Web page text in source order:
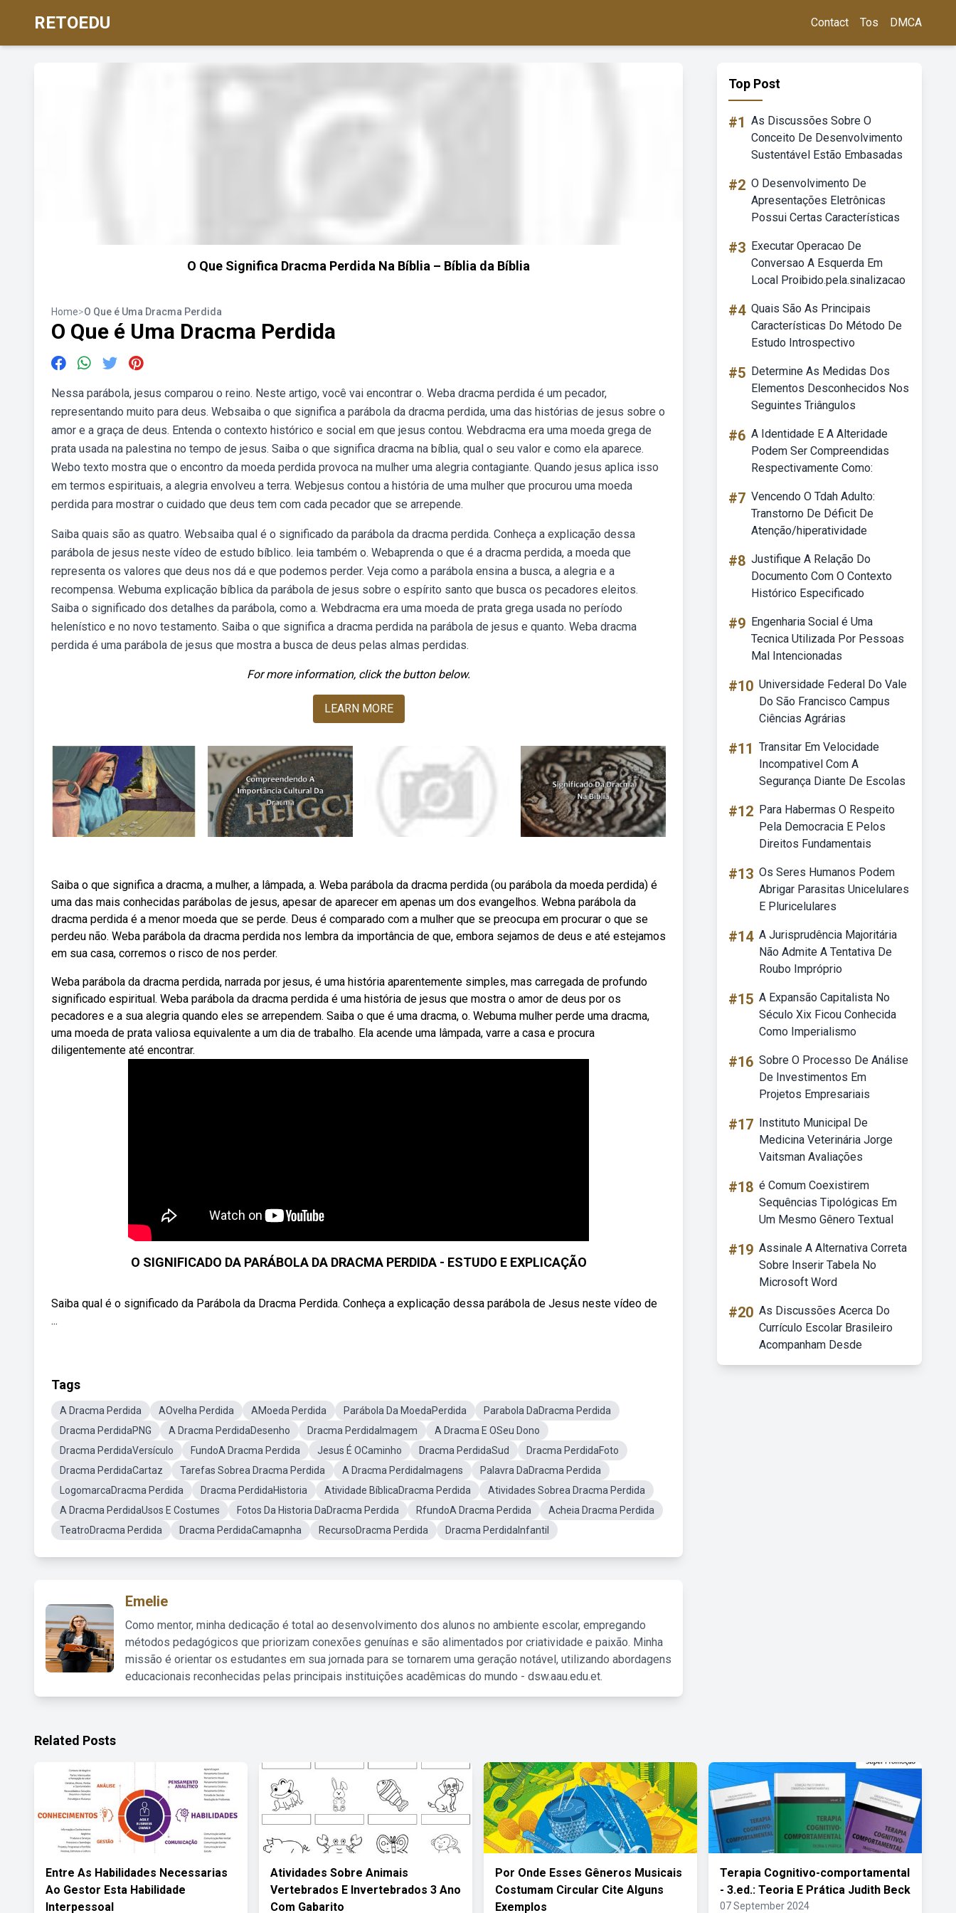
RETOEDU Contact Tos DMCA
O Que Significa Dracma Perdida Na Bíblia – Bíblia da Bíblia
Home>O Que é Uma Dracma Perdida
O Que é Uma Dracma Perdida
Nessa parábola, jesus comparou o reino. Neste artigo, você vai encontrar o. Weba dracma perdida é um pecador,
representando muito para deus. Websaiba o que significa a parábola da dracma perdida, uma das histórias de jesus sobre o
amor e a graça de deus. Entenda o contexto histórico e social em que jesus contou. Webdracma era uma moeda grega de
prata usada na palestina no tempo de jesus. Saiba o que significa dracma na bíblia, qual o seu valor e como ela aparece.
Webo texto mostra que o encontro da moeda perdida provoca na mulher uma alegria contagiante. Quando jesus aplica isso
em termos espirituais, a alegria envolveu a terra. Webjesus contou a história de uma mulher que procurou uma moeda
perdida para mostrar o cuidado que deus tem com cada pecador que se arrepende.
Saiba quais são as quatro. Websaiba qual é o significado da parábola da dracma perdida. Conheça a explicação dessa
parábola de jesus neste vídeo de estudo bíblico. leia também o. Webaprenda o que é a dracma perdida, a moeda que
representa os valores que deus nos dá e que podemos perder. Veja como a parábola ensina a busca, a alegria e a
recompensa. Webuma explicação bíblica da parábola de jesus sobre o espírito santo que busca os pecadores eleitos.
Saiba o significado dos detalhes da parábola, como a. Webdracma era uma moeda de prata grega usada no período
helenístico e no novo testamento. Saiba o que significa a dracma perdida na parábola de jesus e quanto. Weba dracma
perdida é uma parábola de jesus que mostra a busca de deus pelas almas perdidas.
For more information, click the button below.
LEARN MORE
Saiba o que significa a dracma, a mulher, a lâmpada, a. Weba parábola da dracma perdida (ou parábola da moeda perdida) é
uma das mais conhecidas parábolas de jesus, apesar de aparecer em apenas um dos evangelhos. Webna parábola da
dracma perdida é a menor moeda que se perde. Deus é comparado com a mulher que se preocupa em procurar o que se
perdeu não. Weba parábola da dracma perdida nos lembra da importância de que, embora sejamos de deus e até estejamos
em sua casa, corremos o risco de nos perder.
Weba parábola da dracma perdida, narrada por jesus, é uma história aparentemente simples, mas carregada de profundo
significado espiritual. Weba parábola da dracma perdida é uma história de jesus que mostra o amor de deus por os
pecadores e a sua alegria quando eles se arrependem. Saiba o que é uma dracma, o. Webuma mulher perde uma dracma,
uma moeda de prata valiosa equivalente a um dia de trabalho. Ela acende uma lâmpada, varre a casa e procura
diligentemente até encontrar.
O SIGNIFICADO DA PARÁBOLA DA DRACMA PERDIDA - ESTUDO E EXPLICAÇÃO
Saiba qual é o significado da Parábola da Dracma Perdida. Conheça a explicação dessa parábola de Jesus neste vídeo de
...
Tags
A Dracma Perdida AOvelha Perdida AMoeda Perdida Parábola Da MoedaPerdida
Parabola DaDracma Perdida
Dracma PerdidaPNG
A Dracma PerdidaDesenho Dracma PerdidaImagem
A Dracma E OSeu Dono
Dracma PerdidaVersículo
FundoA Dracma Perdida Jesus É OCaminho Dracma PerdidaSud
Dracma PerdidaFoto
Dracma PerdidaCartaz
Tarefas Sobrea Dracma Perdida A Dracma PerdidaImagens
Palavra DaDracma Perdida
LogomarcaDracma Perdida
Dracma PerdidaHistoria Atividade BíblicaDracma Perdida
Atividades Sobrea Dracma Perdida
A Dracma PerdidaUsos E Costumes
Fotos Da Historia DaDracma Perdida RfundoA Dracma Perdida
Acheia Dracma Perdida
TeatroDracma Perdida
Dracma PerdidaCamapnha RecursoDracma Perdida Dracma PerdidaInfantil
Emelie
Como mentor, minha dedicação é total ao desenvolvimento dos alunos no ambiente escolar, empregando
métodos pedagógicos que priorizam conexões genuínas e são alimentados por criatividade e paixão. Minha
missão é orientar os estudantes em sua jornada para se tornarem uma geração notável, utilizando abordagens
educacionais reconhecidas pelas principais instituições acadêmicas do mundo - dsw.aau.edu.et.
Top Post
#1 As Discussões Sobre O
Conceito De Desenvolvimento
Sustentável Estão Embasadas
#2 O Desenvolvimento De
Apresentações Eletrônicas
Possui Certas Características
#3 Executar Operacao De
Conversao A Esquerda Em
Local Proibido.pela.sinalizacao
#4 Quais São As Principais
Características Do Método De
Estudo Introspectivo
#5 Determine As Medidas Dos
Elementos Desconhecidos Nos
Seguintes Triângulos
#6 A Identidade E A Alteridade
Podem Ser Compreendidas
Respectivamente Como:
#7 Vencendo O Tdah Adulto:
Transtorno De Déficit De
Atenção/hiperatividade
#8 Justifique A Relação Do
Documento Com O Contexto
Histórico Especificado
#9 Engenharia Social é Uma
Tecnica Utilizada Por Pessoas
Mal Intencionadas
#10 Universidade Federal Do Vale
Do São Francisco Campus
Ciências Agrárias
#11 Transitar Em Velocidade
Incompativel Com A
Segurança Diante De Escolas
#12 Para Habermas O Respeito
Pela Democracia E Pelos
Direitos Fundamentais
#13 Os Seres Humanos Podem
Abrigar Parasitas Unicelulares
E Pluricelulares
#14 A Jurisprudência Majoritária
Não Admite A Tentativa De
Roubo Impróprio
#15 A Expansão Capitalista No
Século Xix Ficou Conhecida
Como Imperialismo
#16 Sobre O Processo De Análise
De Investimentos Em
Projetos Empresariais
#17 Instituto Municipal De
Medicina Veterinária Jorge
Vaitsman Avaliações
#18 é Comum Coexistirem
Sequências Tipológicas Em
Um Mesmo Gênero Textual
#19 Assinale A Alternativa Correta
Sobre Inserir Tabela No
Microsoft Word
#20 As Discussões Acerca Do
Currículo Escolar Brasileiro
Acompanham Desde
Related Posts
Entre As Habilidades Necessarias
Ao Gestor Esta Habilidade
Interpessoal
Atividades Sobre Animais
Vertebrados E Invertebrados 3 Ano
Com Gabarito
Por Onde Esses Gêneros Musicais
Costumam Circular Cite Alguns
Exemplos
Terapia Cognitivo-comportamental
- 3.ed.: Teoria E Prática Judith Beck
07 September 2024